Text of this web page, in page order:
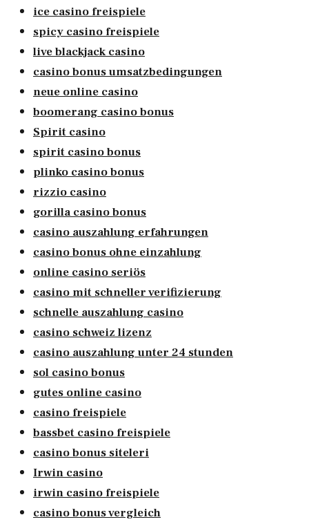
ice casino freispiele
spicy casino freispiele
live blackjack casino
casino bonus umsatzbedingungen
neue online casino
boomerang casino bonus
Spirit casino
spirit casino bonus
plinko casino bonus
rizzio casino
gorilla casino bonus
casino auszahlung erfahrungen
casino bonus ohne einzahlung
online casino seriös
casino mit schneller verifizierung
schnelle auszahlung casino
casino schweiz lizenz
casino auszahlung unter 24 stunden
sol casino bonus
gutes online casino
casino freispiele
bassbet casino freispiele
casino bonus siteleri
Irwin casino
irwin casino freispiele
casino bonus vergleich